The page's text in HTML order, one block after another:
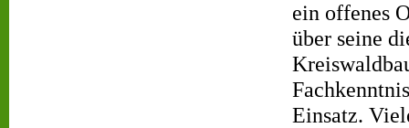
ein offenes
über seine
Einsatz.